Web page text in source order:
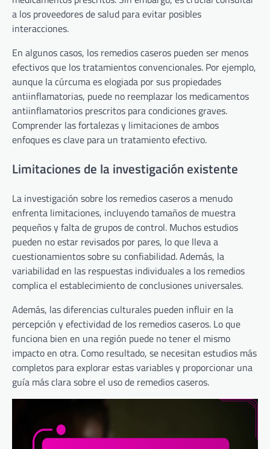
a los proveedores de salud para evitar posibles
interacciones.
En algunos casos, los remedios caseros pueden ser menos
efectivos que los tratamientos convencionales. Por ejemplo,
aunque la cúrcuma es elogiada por sus propiedades
antiinflamatorias, puede no reemplazar los medicamentos
antiinflamatorios prescritos para condiciones graves.
Comprender las fortalezas y limitaciones de ambos
enfoques es clave para un tratamiento efectivo.
Limitaciones de la investigación existente
La investigación sobre los remedios caseros a menudo
enfrenta limitaciones, incluyendo tamaños de muestra
pequeños y falta de grupos de control. Muchos estudios
pueden no estar revisados por pares, lo que lleva a
cuestionamientos sobre su confiabilidad. Además, la
variabilidad en las respuestas individuales a los remedios
complica el establecimiento de conclusiones universales.
Además, las diferencias culturales pueden influir en la
percepción y efectividad de los remedios caseros. Lo que
funciona bien en una región puede no tener el mismo
impacto en otra. Como resultado, se necesitan estudios más
completos para explorar estas variables y proporcionar una
guía más clara sobre el uso de remedios caseros.